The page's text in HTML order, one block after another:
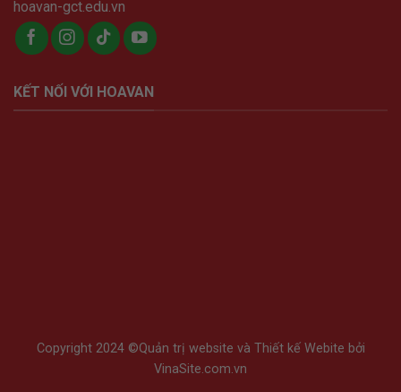
hoavan-gct.edu.vn
KẾT NỐI VỚI HOAVAN
Copyright 2024 ©Quản trị website và Thiết kế Webite bởi
VinaSite.com.vn